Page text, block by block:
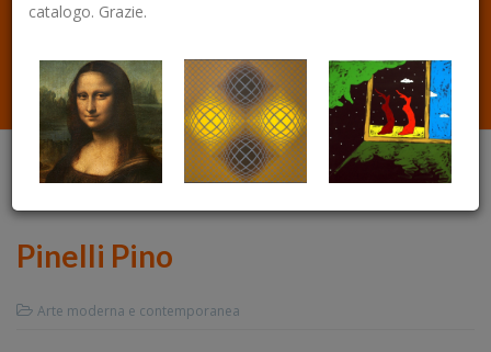
Pinelli Pino
Arte moderna e contemporanea
catalogo. Grazie.